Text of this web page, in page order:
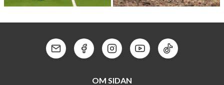
Kontakt: MailKontakt: Facebook
Kontakt: Instagram
Kontakt: Youtube
Kontakt: Tik
OM SIDAN